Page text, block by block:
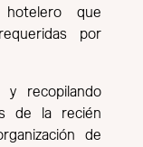
que
por
y recopilando
de la recién
de